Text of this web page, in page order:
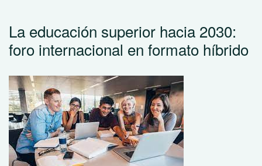
La educación superior hacia 2030:
foro internacional en formato híbrido